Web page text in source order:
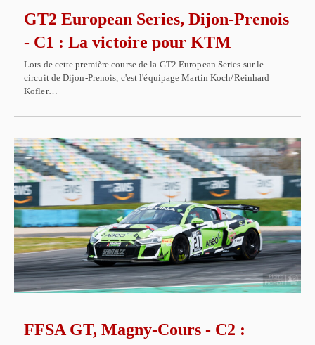
GT2 European Series, Dijon-Prenois
- C1 : La victoire pour KTM
Lors de cette première course de la GT2 European Series sur le
circuit de Dijon-Prenois, c'est l'équipage Martin Koch/Reinhard
Kofler…
FFSA GT, Magny-Cours - C2 :